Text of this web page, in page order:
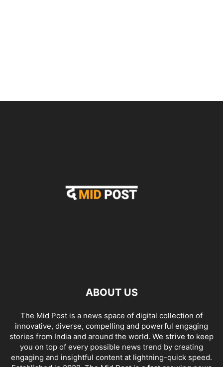
ABOUT US
The Mid Post is a news space of digital collection of
innovative, diverse, compelling and powerful engaging
stories from India and around the world. We strive to keep
you on top of every possible news trend by creating
engaging and insightful content at lightning-quick speed.